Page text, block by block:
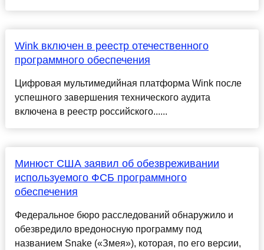
Wink включен в реестр отечественного
программного обеспечения
Цифровая мультимедийная платформа Wink после
успешного завершения технического аудита
включена в реестр российского......
Минюст США заявил об обезвреживании
используемого ФСБ программного
обеспечения
Федеральное бюро расследований обнаружило и
обезвредило вредоносную программу под
названием Snake («Змея»), которая, по его версии,